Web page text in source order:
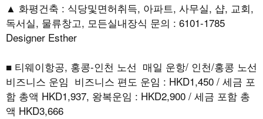
▲ 화평건축 : 식당및면허취득, 아파트, 사무실, 샵, 교회,
독서실, 물류창고, 모든실내장식 문의 : 6101-1785
Designer Esther
■ 티웨이항공, 홍콩-인천 노선 매일 운항/ 인천/홍콩 노선
비즈니스 운임 비즈니스 편도 운임 : HKD1,450 / 세금 포
함 총액 HKD1,937, 왕복운임 : HKD2,900 / 세금 포함 총
액 HKD3,666